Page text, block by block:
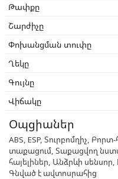
Թափքը
Շարժիչը
Փոխանցման տուփը
Ղեկը
Գույնը
Վիճակը
Օպցիաներ
ABS, ESP, Տուրբոմղիչ,
տաքացում, Տաքացվող
հայելիներ, Անձրևի սենսոր,
Գնված է ավտոսրահից